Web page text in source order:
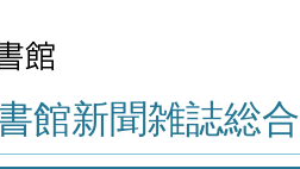
館新聞雑誌総